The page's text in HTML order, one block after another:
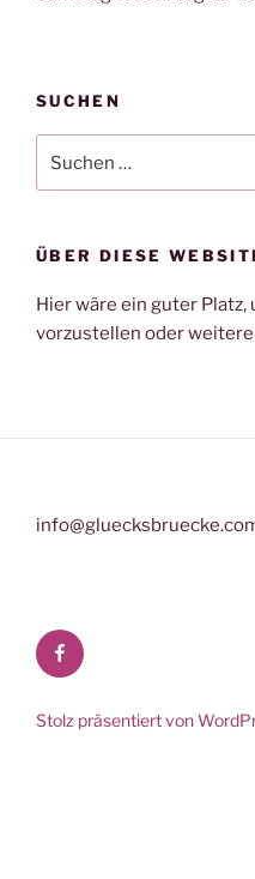
SUCHEN
nach:
ÜBER DIESE
Hier wäre ein guter
vorzustellen oder
Facebook
Stolz präsentiert von